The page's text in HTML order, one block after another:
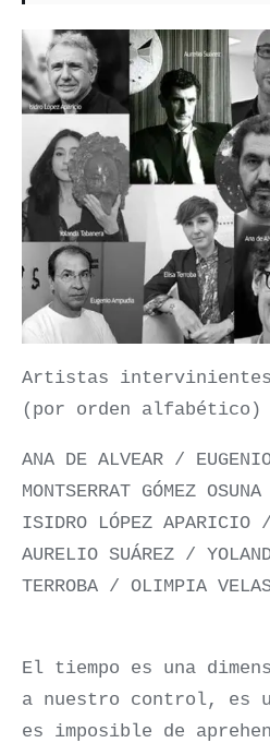
Artistas intervinientes
(por orden alfabético)
ANA DE ALVEAR /
MONTSERRAT GÓMEZ
ISIDRO LÓPEZ
AURELIO SUÁREZ /
TERROBA / OLIMPIA
El tiempo es una
a nuestro control, es
es imposible de